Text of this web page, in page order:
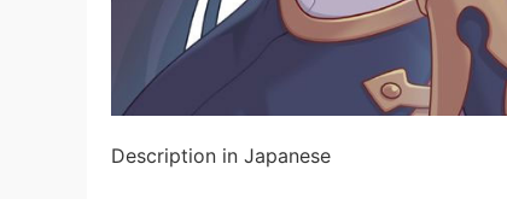
Description in Japanese